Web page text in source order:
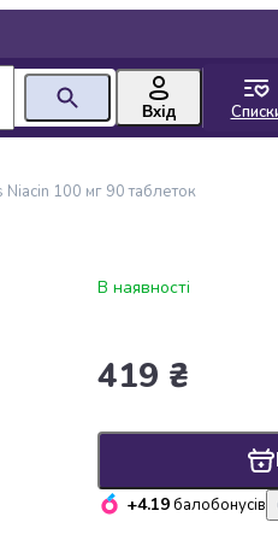
Вхід
Niacin 100 мг 90 таблеток
В наявності
419 ₴
+4.19балобонусів